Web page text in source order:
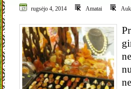
rugsėjo 4, 2014 Amatai